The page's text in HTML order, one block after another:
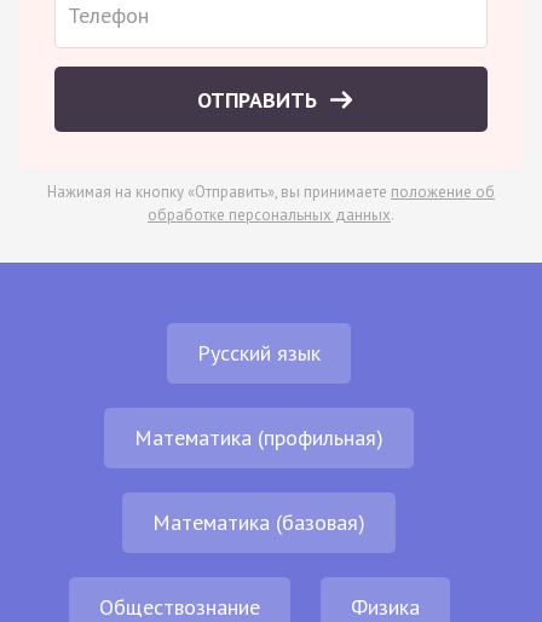
ОТПРАВИТЬ
Нажимая на кнопку «Отправить», вы принимаете положение об
обработке персональных данных.
Русский язык
Математика (профильная)
Математика (базовая)
Обществознание Физика